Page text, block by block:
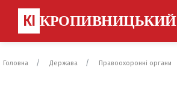
КІ КРОПИВНИЦЬКИЙ
Головна Держава Правоохоронні органи